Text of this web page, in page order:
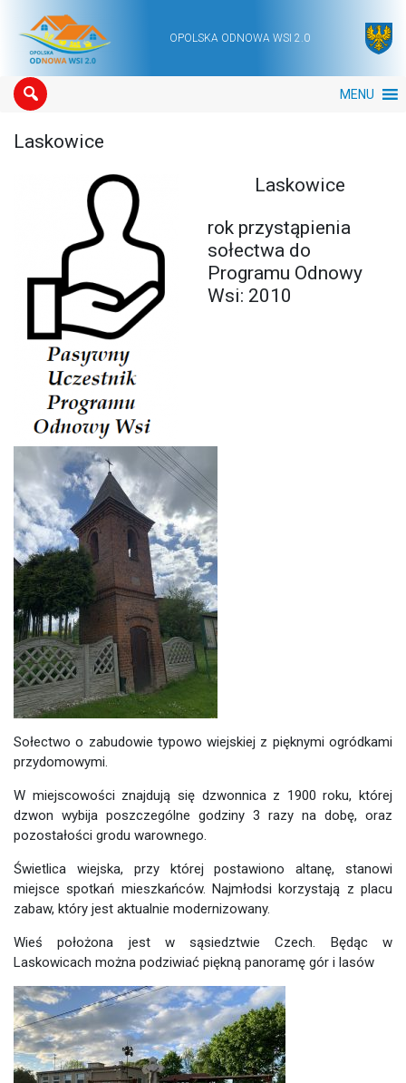
Main NavigationOPOLSKA ODNOWA WSI 2.0
MENU
Laskowice
Laskowice
rok przystąpienia
sołectwa do
Programu Odnowy
Wsi: 2010
Sołectwo o zabudowie typowo wiejskiej z pięknymi ogródkami
przydomowymi.
W miejscowości znajdują się dzwonnica z 1900 roku, której
dzwon wybija poszczególne godziny 3 razy na dobę, oraz
pozostałości grodu warownego.
Świetlica wiejska, przy której postawiono altanę, stanowi
miejsce spotkań mieszkańców. Najmłodsi korzystają z placu
zabaw, który jest aktualnie modernizowany.
Wieś położona jest w sąsiedztwie Czech. Będąc w
Laskowicach można podziwiać piękną panoramę gór i lasów